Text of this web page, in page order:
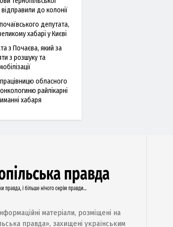
до колонії
депутата,
хабарі у Києві
з Почаєва, який за
з розшуку та
обласного
райлікарні
хабаря
матеріали, розміщені на
правда», захищені українським